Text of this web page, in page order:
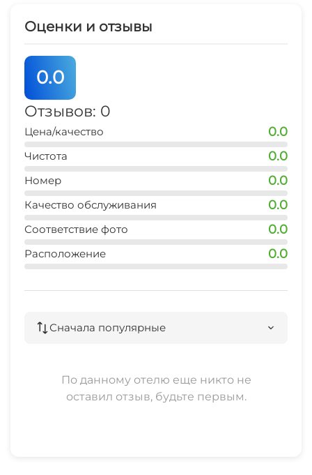
Оценки и отзывы
0.0
Отзывов: 0
Цена/качество 0.0
Чистота 0.0
Номер 0.0
Качество обслуживания 0.0
Соответствие фото 0.0
Расположение 0.0
Сначала популярные
По данному отелю еще никто не
оставил отзыв, будьте первым.